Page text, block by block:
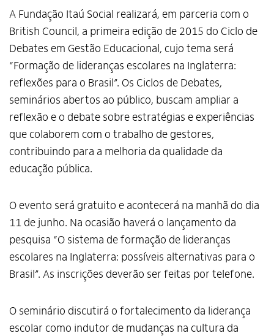
A Fundação Itaú Social realizará, em parceria com o
British Council, a primeira edição de 2015 do Ciclo de
Debates em Gestão Educacional, cujo tema será
“Formação de lideranças escolares na Inglaterra:
reflexões para o Brasil”. Os Ciclos de Debates,
seminários abertos ao público, buscam ampliar a
reflexão e o debate sobre estratégias e experiências
que colaborem com o trabalho de gestores,
contribuindo para a melhoria da qualidade da
educação pública.
O evento será gratuito e acontecerá na manhã do dia
11 de junho. Na ocasião haverá o lançamento da
pesquisa “O sistema de formação de lideranças
escolares na Inglaterra: possíveis alternativas para o
Brasil”. As inscrições deverão ser feitas por telefone.
O seminário discutirá o fortalecimento da liderança
escolar como indutor de mudanças na cultura da